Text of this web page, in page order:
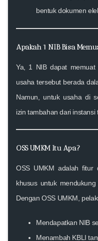
bentuk dokumen
Apakah 1 NIB Bisa
Ya, 1 NIB dapat
usaha tersebut berada
Namun, untuk usaha di
izin tambahan dari instansi
OSS UMKM Itu Apa?
OSS UMKM adalah fitur
khusus untuk
Dengan OSS UMKM,
Mendapatkan NIB
Menambah KBLI